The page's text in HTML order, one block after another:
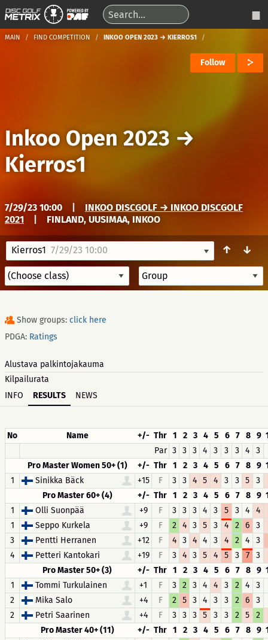
MAIN FIND COMPETITION INKOO OPEN 2023 → KIERROS1
Follow
Inkoo Open 2023 →
Kierros1
7/29/23 10:00
INKOO DISCGOLF → INKOO DISCGOLF
2021
FINLAND, UUSIMAA, INKOO
Kierros1 7/29/23 10:00 ↑ ↓
Show groups: click here
PDGA: Ratings
Alustava palkintojakauma
Kilpailurata
INFO
RESULTS NEWS
No Name +/- Thr 1 2 3 4 5 6 7 8 9
Par 3 3 3 4 3 3 3 4
3
Pro Master Women 50+ (1)
+/- Thr 1 2 3 4 5 6 7 8 9
1
Sinikka Bäck +15 F 3 3 4 5 4 3 3 5
3
Pro Master 60+ (4)
+/- Thr 1 2 3 4 5 6 7 8 9
1
Olli Suonpää +9 F 3 3 3 4 3 5 3 4
4
1
Seppo Kurkela +9 F 2 4 3 5 3 4 2 6
3
3
Pentti Herranen +12 F 4 3 4 4 3 4 2 4
3
4
Petteri Kantokari +19 F 3 4 3 5 4 5 3 7
3
Pro Master 50+ (3)
+/- Thr 1 2 3 4 5 6 7 8 9
1
Tommi Turkulainen +1 F 3 2 3 4 4 3 2 4
3
2
Mika Salo +4 F 2 5 3 4 3 3 2 6
3
2
Petri Saarinen +4 F 3 3 3 5 3 3 2 5
2
Pro Master 40+ (11)
+/- Thr 1 2 3 4 5 6 7 8 9